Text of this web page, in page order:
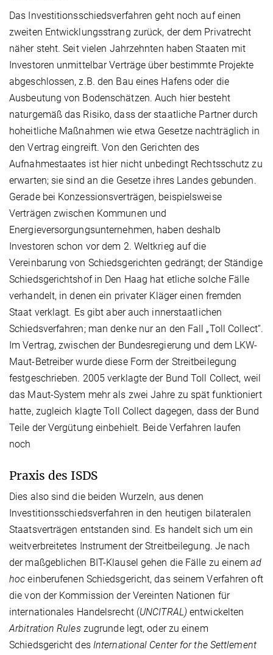
Das Investitionsschiedsverfahren geht noch auf einen
zweiten Entwicklungsstrang zurück, der dem Privatrecht
näher steht. Seit vielen Jahrzehnten haben Staaten mit
Investoren unmittelbar Verträge über bestimmte Projekte
abgeschlossen, z.B. den Bau eines Hafens oder die
Ausbeutung von Bodenschätzen. Auch hier besteht
naturgemäß das Risiko, dass der staatliche Partner durch
hoheitliche Maßnahmen wie etwa Gesetze nachträglich in
den Vertrag eingreift. Von den Gerichten des
Aufnahmestaates ist hier nicht unbedingt Rechtsschutz zu
erwarten; sie sind an die Gesetze ihres Landes gebunden.
Gerade bei Konzessionsverträgen, beispielsweise
Verträgen zwischen Kommunen und
Energieversorgungsunternehmen, haben deshalb
Investoren schon vor dem 2. Weltkrieg auf die
Vereinbarung von Schiedsgerichten gedrängt; der Ständige
Schiedsgerichtshof in Den Haag hat etliche solche Fälle
verhandelt, in denen ein privater Kläger einen fremden
Staat verklagt. Es gibt aber auch innerstaatlichen
Schiedsverfahren; man denke nur an den Fall „Toll Collect“.
Im Vertrag, zwischen der Bundesregierung und dem LKW-
Maut-Betreiber wurde diese Form der Streitbeilegung
festgeschrieben. 2005 verklagte der Bund Toll Collect, weil
das Maut-System mehr als zwei Jahre zu spät funktioniert
hatte, zugleich klagte Toll Collect dagegen, dass der Bund
Teile der Vergütung einbehielt. Beide Verfahren laufen
noch
Praxis des ISDS
Dies also sind die beiden Wurzeln, aus denen
Investitionsschiedsverfahren in den heutigen bilateralen
Staatsverträgen entstanden sind. Es handelt sich um ein
weitverbreitetes Instrument der Streitbeilegung. Je nach
der maßgeblichen BIT-Klausel gehen die Fälle zu einemad
hoc einberufenen Schiedsgericht, das seinem Verfahren oft
die von der Kommission der Vereinten Nationen für
internationales Handelsrecht (UNCITRAL)entwickelten
Arbitration Rules zugrunde legt, oder zu einem
Schiedsgericht des International Center for the Settlement